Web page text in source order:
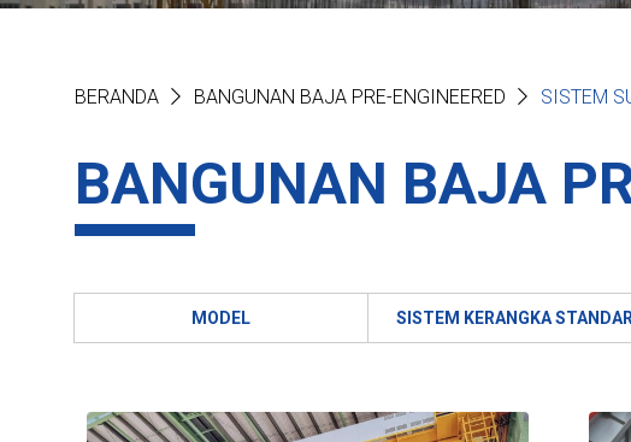
BERANDA BANGUNAN BAJA PRE-ENGINEERED SISTEM
BANGUNAN BAJA
MODEL SISTEM KERANGKA STANDAR